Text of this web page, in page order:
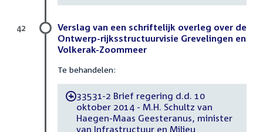
Verslag van een schriftelijk overleg over de
Ontwerp-rijksstructuurvisie Grevelingen en
Volkerak-Zoommeer
Te behandelen:
-33531-2 Brief regering d.d. 10
oktober 2014 - M.H. Schultz van
Haegen-Maas Geesteranus, minister
van Infrastructuur en Milieu
42